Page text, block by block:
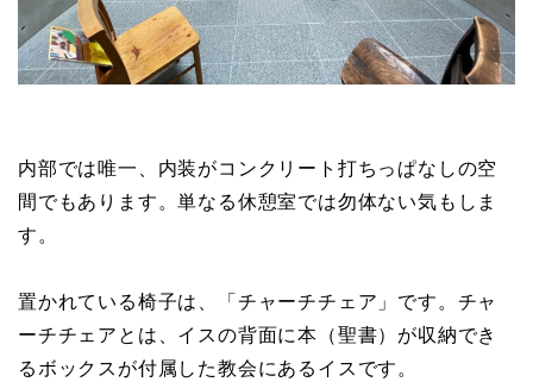
内部では唯一、内装がコンクリート打ちっぱなしの空
間でもあります。単なる休憩室では勿体ない気もしま
す。
置かれている椅子は、「チャーチチェア」です。チャ
ーチチェアとは、イスの背面に本（聖書）が収納でき
るボックスが付属した教会にあるイスです。